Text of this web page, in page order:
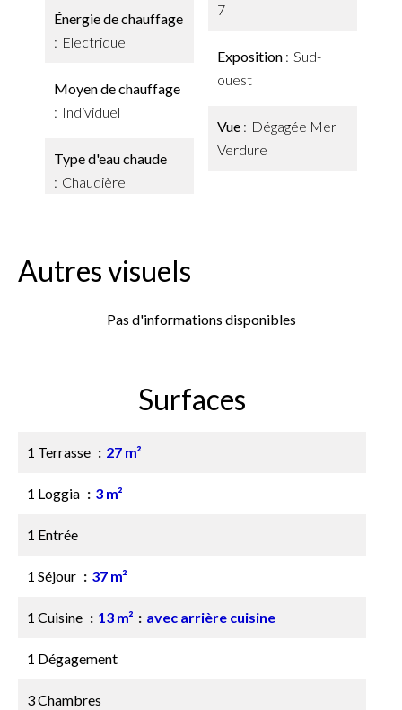
Énergie de chauffage
Electrique
Moyen de chauffage
Individuel
Type d'eau chaude
Chaudière
7
Exposition
Sud-
ouest
Vue
Dégagée Mer
Verdure
Autres visuels
Pas d'informations disponibles
Surfaces
1 Terrasse 27 m²
1 Loggia 3 m²
1 Entrée
1 Séjour 37 m²
1 Cuisine 13 m² avec arrière cuisine
1 Dégagement
3 Chambres